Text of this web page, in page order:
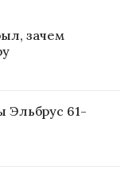
зачем
Эльбрус 61-